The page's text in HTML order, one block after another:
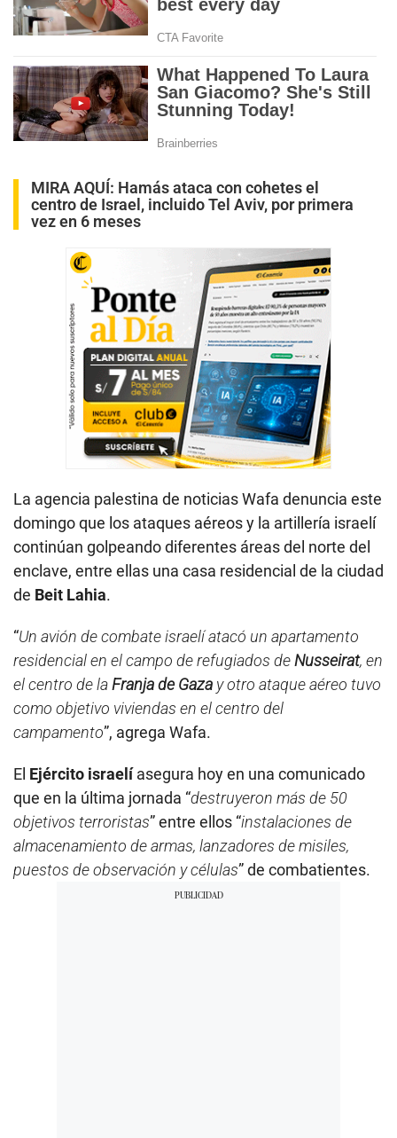
MIRA AQUÍ: Hamás ataca con cohetes el
centro de Israel, incluido Tel Aviv, por primera
vez en 6 meses
La agencia palestina de noticias Wafa denuncia este
domingo que los ataques aéreos y la artillería israelí
continúan golpeando diferentes áreas del norte del
enclave, entre ellas una casa residencial de la ciudad
de Beit Lahia.
“Un avión de combate israelí atacó un apartamento
residencial en el campo de refugiados deNusseirat, en
el centro de laFranja de Gaza y otro ataque aéreo tuvo
como objetivo viviendas en el centro del
campamento”, agrega Wafa.
El Ejército israelíasegura hoy en una comunicado
que en la última jornada “destruyeron más de 50
objetivos terroristas” entre ellos “instalaciones de
almacenamiento de armas, lanzadores de misiles,
puestos de observación y células” de combatientes.